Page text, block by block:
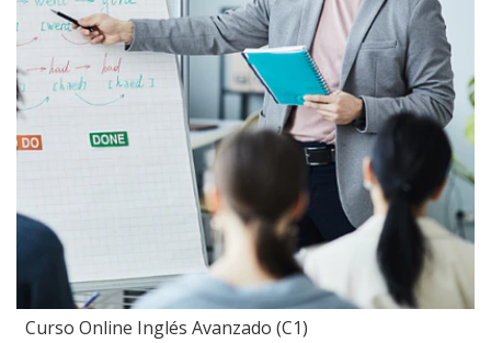
Curso Online Inglés Avanzado (C1)